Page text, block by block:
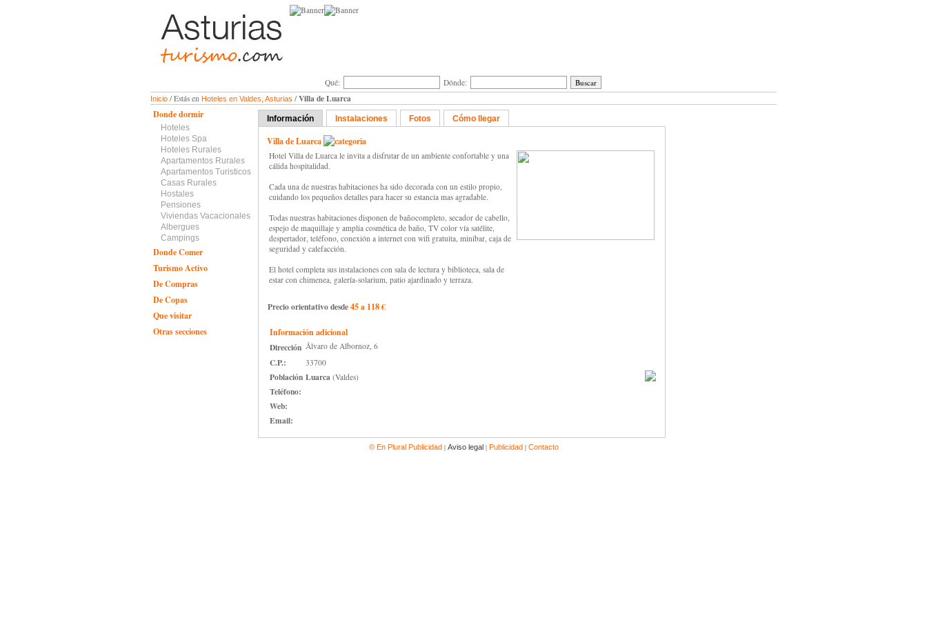
Qué: Dónde:
Inicio / Estás en Hoteles en Valdes, Asturias / Villa de Luarca
Donde dormir
Hoteles
Hoteles Spa
Hoteles Rurales
Apartamentos Rurales
Apartamentos Turisticos
Casas Rurales
Hostales
Pensiones
Viviendas Vacacionales
Albergues
Campings
Donde Comer
Turismo Activo
De Compras
De Copas
Que visitar
Otras secciones
Información Instalaciones Fotos Cómo llegar
Villa de Luarca
Hotel Villa de Luarca le invita a disfrutar de un ambiente confortable y una
cálida hospitalidad.
Cada una de nuestras habitaciones ha sido decorada con un estilo propio,
cuidando los pequeños detalles para hacer su estancia mas agradable.
Todas nuestras habitaciones disponen de bañocompleto, secador de cabello,
espejo de maquillaje y amplia cosmética de baño, TV color vía satélite,
despertador, teléfono, conexión a internet con wifi gratuita, minibar, caja de
seguridad y calefacción.
El hotel completa sus instalaciones con sala de lectura y biblioteca, sala de
estar con chimenea, galería-solarium, patio ajardinado y terraza.
Precio orientativo desde 45 a 118 €
Información adicional
Dirección Ãlvaro de Albornoz, 6
C.P.: 33700
Población Luarca(Valdes)
Teléfono:
Web:
Email:
© En Plural Publicidad | Aviso legal| Publicidad| Contacto